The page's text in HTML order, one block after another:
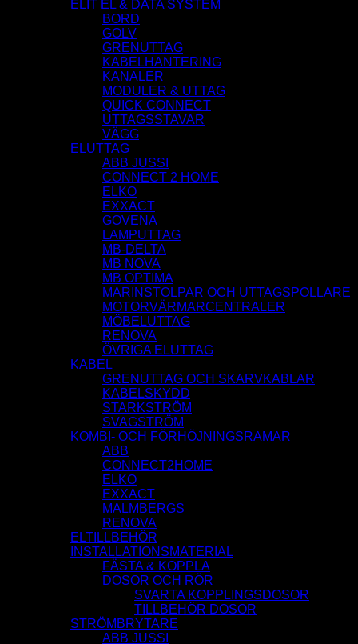
ELIT EL & DATA SYSTEM
BORD
GOLV
GRENUTTAG
KABELHANTERING
KANALER
MODULER & UTTAG
QUICK CONNECT
UTTAGSSTAVAR
VÄGG
ELUTTAG
ABB JUSSI
CONNECT 2 HOME
ELKO
EXXACT
GOVENA
LAMPUTTAG
MB-DELTA
MB NOVA
MB OPTIMA
MARINSTOLPAR OCH UTTAGSPOLLARE
MOTORVÄRMARCENTRALER
MÖBELUTTAG
RENOVA
ÖVRIGA ELUTTAG
KABEL
GRENUTTAG OCH SKARVKABLAR
KABELSKYDD
STARKSTRÖM
SVAGSTRÖM
KOMBI- OCH FÖRHÖJNINGSRAMAR
ABB
CONNECT2HOME
ELKO
EXXACT
MALMBERGS
RENOVA
ELTILLBEHÖR
INSTALLATIONSMATERIAL
FÄSTA & KOPPLA
DOSOR OCH RÖR
SVARTA KOPPLINGSDOSOR
TILLBEHÖR DOSOR
STRÖMBRYTARE
ABB JUSSI